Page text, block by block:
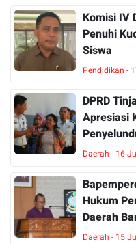
Komisi IV
Penuhi
Siswa
Pendidikan -
DPRD
Apresiasi
Daerah - 16
Hukum
Daerah
Daerah - 15